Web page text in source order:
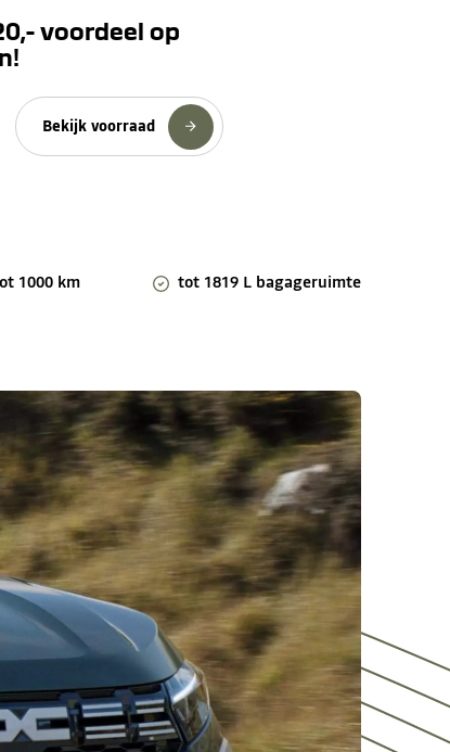
voordeel op
Bekijk voorraad
1000 km tot 1819 L bagageruimte